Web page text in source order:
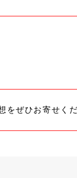
をぜひお寄せくだ